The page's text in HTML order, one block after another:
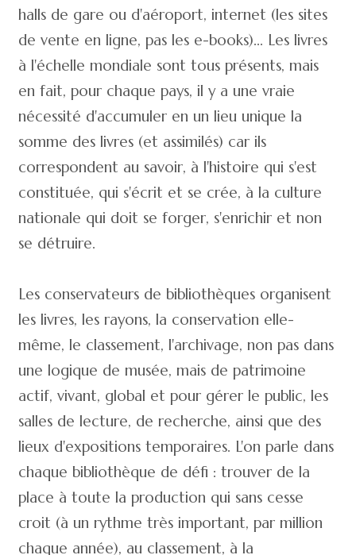
halls de gare ou d'aéroport, internet (les sites
de vente en ligne, pas les e-books)... Les livres
à l'échelle mondiale sont tous présents, mais
en fait, pour chaque pays, il y a une vraie
nécessité d'accumuler en un lieu unique la
somme des livres (et assimilés) car ils
correspondent au savoir, à l'histoire qui s'est
constituée, qui s'écrit et se crée, à la culture
nationale qui doit se forger, s'enrichir et non
se détruire.
Les conservateurs de bibliothèques organisent
les livres, les rayons, la conservation elle-
même, le classement, l'archivage, non pas dans
une logique de musée, mais de patrimoine
actif, vivant, global et pour gérer le public, les
salles de lecture, de recherche, ainsi que des
lieux d'expositions temporaires. L'on parle dans
chaque bibliothèque de défi : trouver de la
place à toute la production qui sans cesse
croit (à un rythme très important, par million
chaque année), au classement, à la